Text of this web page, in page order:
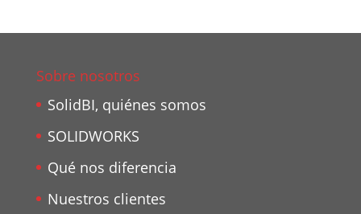
Sobre nosotros
SolidBI, quiénes somos
SOLIDWORKS
Qué nos diferencia
Nuestros clientes